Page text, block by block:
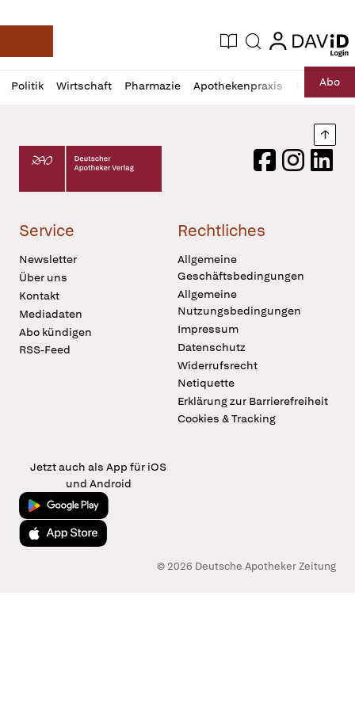
Deutsche Apotheker Zeitung
Aktuelle Ausgabe
Suche login
login
Politik Wirtschaft Pharmazie Apothekenpraxis RechtAbo
Profil
öffnen
Daz
Pur
Deutscher Apotheker Verlag Logo
FacebookInstagram
Service
Newsletter
Über uns
Kontakt
Mediadaten
Abo kündigen
RSS-Feed
Rechtliches
Allgemeine
Geschäftsbedingungen
Allgemeine
Nutzungsbedingungen
Impressum
Datenschutz
Widerrufsrecht
Netiquette
Erklärung zur Barrierefreiheit
Cookies & Tracking
Jetzt auch als App für iOS
und Android
Jetzt bei Google Play
Laden im App Store
© 2026 Deutsche Apotheker Zeitung